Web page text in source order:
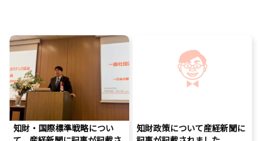
知財・国際標準戦略につい
知財政策について産経新聞に